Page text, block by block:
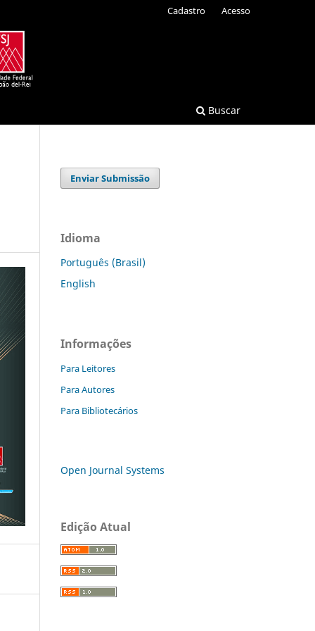
Buscar
Cadastro Acesso
Enviar Submissão
Idioma
Português (Brasil)
English
Informações
Para Leitores
Para Autores
Para Bibliotecários
Open Journal Systems
Edição Atual